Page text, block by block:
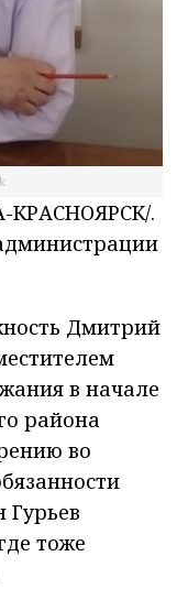
.
Дмитрий
в начале
района
во
Гурьев
тоже